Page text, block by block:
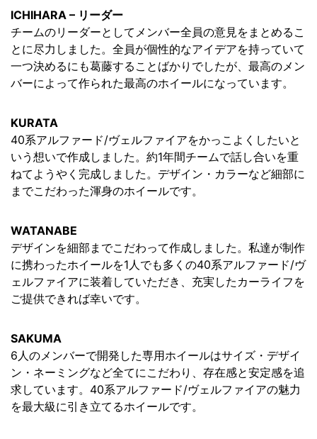
ICHIHARA – リーダー
チームのリーダーとしてメンバー全員の意見をまとめるこ
とに尽力しました。全員が個性的なアイデアを持っていて
一つ決めるにも葛藤することばかりでしたが、最高のメン
バーによって作られた最高のホイールになっています。
KURATA
40系アルファード/ヴェルファイアをかっこよくしたいと
いう想いで作成しました。約1年間チームで話し合いを重
ねてようやく完成しました。デザイン・カラーなど細部に
までこだわった渾身のホイールです。
WATANABE
デザインを細部までこだわって作成しました。私達が制作
に携わったホイールを1人でも多くの40系アルファード/ヴ
ェルファイアに装着していただき、充実したカーライフを
ご提供できれば幸いです。
SAKUMA
6人のメンバーで開発した専用ホイールはサイズ・デザイ
ン・ネーミングなど全てにこだわり、存在感と安定感を追
求しています。40系アルファード/ヴェルファイアの魅力
を最大級に引き立てるホイールです。